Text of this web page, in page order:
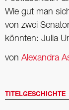
Wie gut man
von zwei
könnten: Julia
von Alexandra
TITELGESCHICHTE